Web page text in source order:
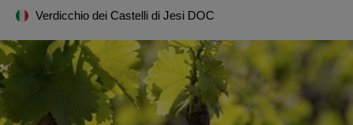
Verdicchio dei Castelli di Jesi DOC